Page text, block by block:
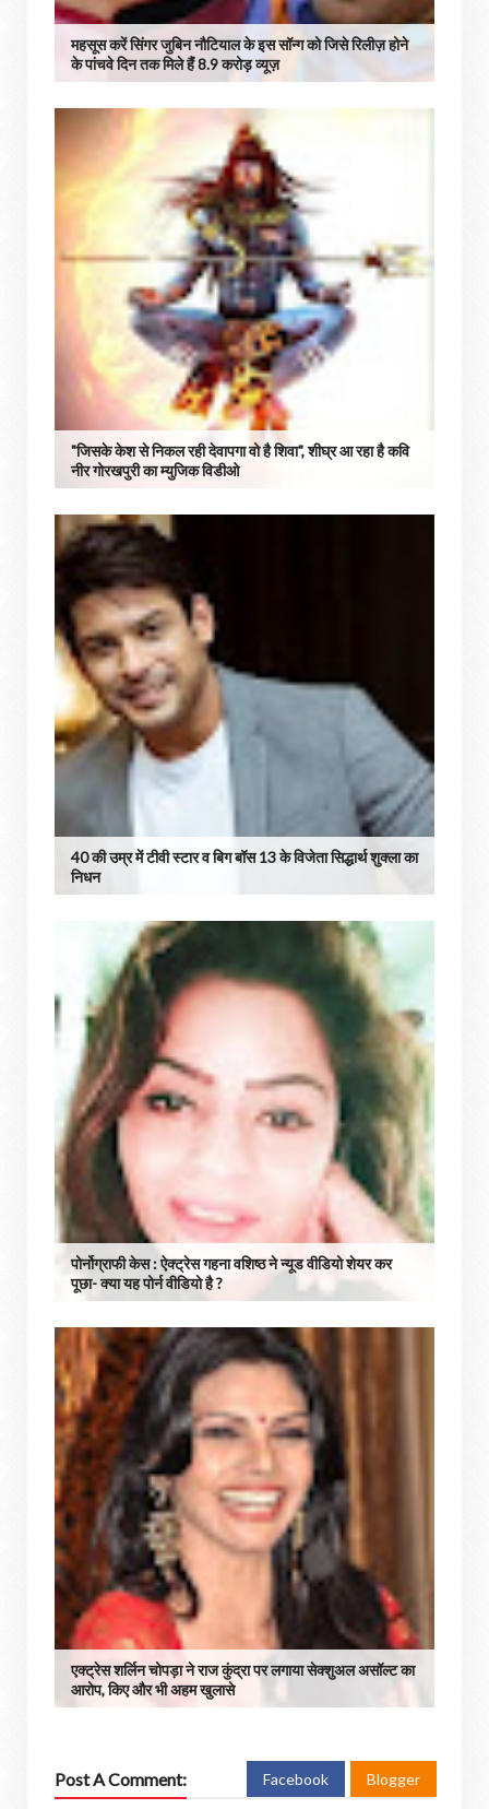
महसूस करें सिंगर जुबिन नौटियाल के इस सॉन्ग को जिसे रिलीज़ होने
के पांचवे दिन तक मिले हैंं 8.9 करोड़ व्यूज़
"जिसके केश से निकल रही देवापगा वो है शिवा", शीघ्र आ रहा है कवि
नीर गोरखपुरी का म्युजिक विडीओ
40 की उम्र में टीवी स्टार व बिग बॉस 13 के विजेता सिद्धार्थ शुक्ला का
निधन
पोर्नोग्राफी केस : ऐक्ट्रेस गहना वशिष्ठ ने न्यूड वीडियो शेयर कर
पूछा- क्या यह पोर्न वीडियो है ?
एक्ट्रेस शर्लिन चोपड़ा ने राज कुंद्रा पर लगाया सेक्शुअल असॉल्ट का
आरोप, किए और भी अहम खुलासे
Post A Comment: Facebook Blogger